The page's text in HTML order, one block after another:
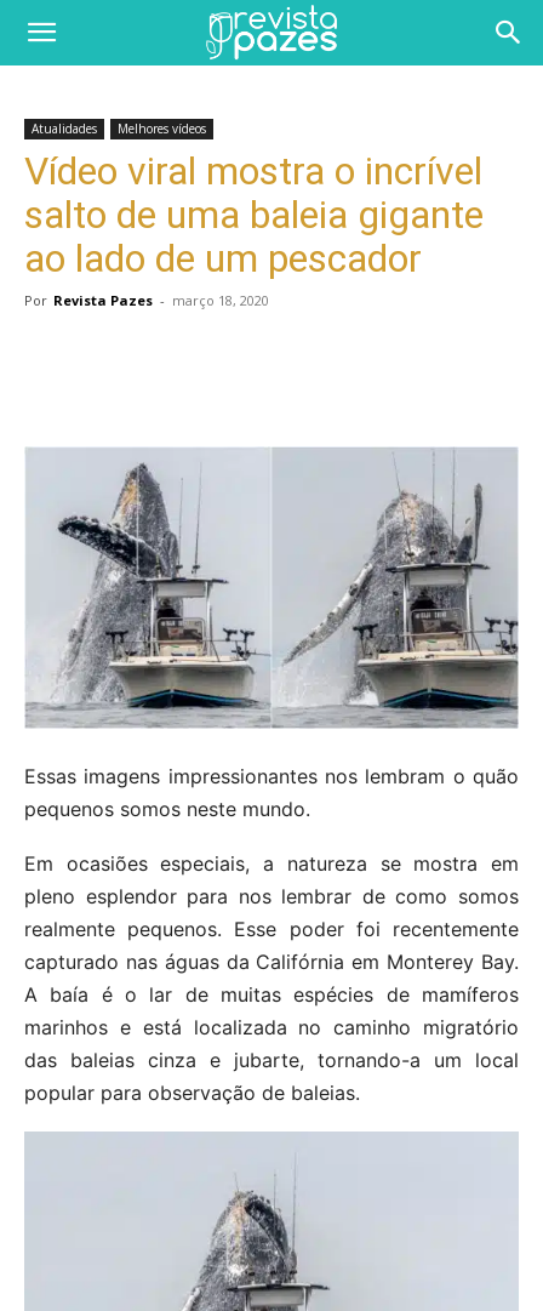
Atualidades Melhores vídeos
Vídeo viral mostra o incrível
salto de uma baleia gigante
ao lado de um pescador
Por Revista Pazes - março 18, 2020
Essas imagens impressionantes nos lembram o quão
pequenos somos neste mundo.
Em ocasiões especiais, a natureza se mostra em
pleno esplendor para nos lembrar de como somos
realmente pequenos. Esse poder foi recentemente
capturado nas águas da Califórnia em Monterey Bay.
A baía é o lar de muitas espécies de mamíferos
marinhos e está localizada no caminho migratório
das baleias cinza e jubarte, tornando-a um local
popular para observação de baleias.